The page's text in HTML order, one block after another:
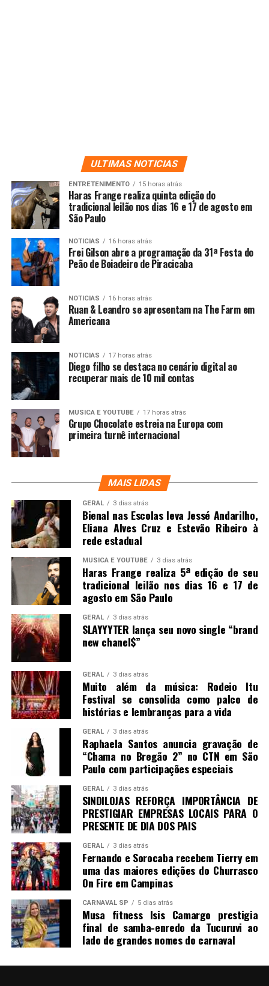
ULTIMAS NOTICIAS
ENTRETENIMENTO 15 horas atrás
Haras Frange realiza quinta edição do
tradicional leilão nos dias 16 e 17 de agosto em
São Paulo
NOTICIAS 16 horas atrás
Frei Gilson abre a programação da 31ª Festa do
Peão de Boiadeiro de Piracicaba
NOTICIAS 16 horas atrás
Ruan & Leandro se apresentam na The Farm em
Americana
NOTICIAS 17 horas atrás
Diego filho se destaca no cenário digital ao
recuperar mais de 10 mil contas
MUSICA E YOUTUBE 17 horas atrás
Grupo Chocolate estreia na Europa com
primeira turnê internacional
MAIS LIDAS
GERAL 3 dias atrás
Bienal nas Escolas leva Jessé Andarilho,
Eliana Alves Cruz e Estevão Ribeiro à
rede estadual
MUSICA E YOUTUBE 3 dias atrás
Haras Frange realiza 5ª edição de seu
tradicional leilão nos dias 16 e 17 de
agosto em São Paulo
GERAL 3 dias atrás
SLAYYYTER lança seu novo single “brand
new chanel$”
GERAL 3 dias atrás
Muito além da música: Rodeio Itu
Festival se consolida como palco de
histórias e lembranças para a vida
GERAL 3 dias atrás
Raphaela Santos anuncia gravação de
“Chama no Bregão 2” no CTN em São
Paulo com participações especiais
GERAL 3 dias atrás
SINDILOJAS REFORÇA IMPORTÂNCIA DE
PRESTIGIAR EMPRESAS LOCAIS PARA O
PRESENTE DE DIA DOS PAIS
GERAL 3 dias atrás
Fernando e Sorocaba recebem Tierry em
uma das maiores edições do Churrasco
On Fire em Campinas
CARNAVAL SP 5 dias atrás
Musa fitness Isis Camargo prestigia
final de samba-enredo da Tucuruvi ao
lado de grandes nomes do carnaval